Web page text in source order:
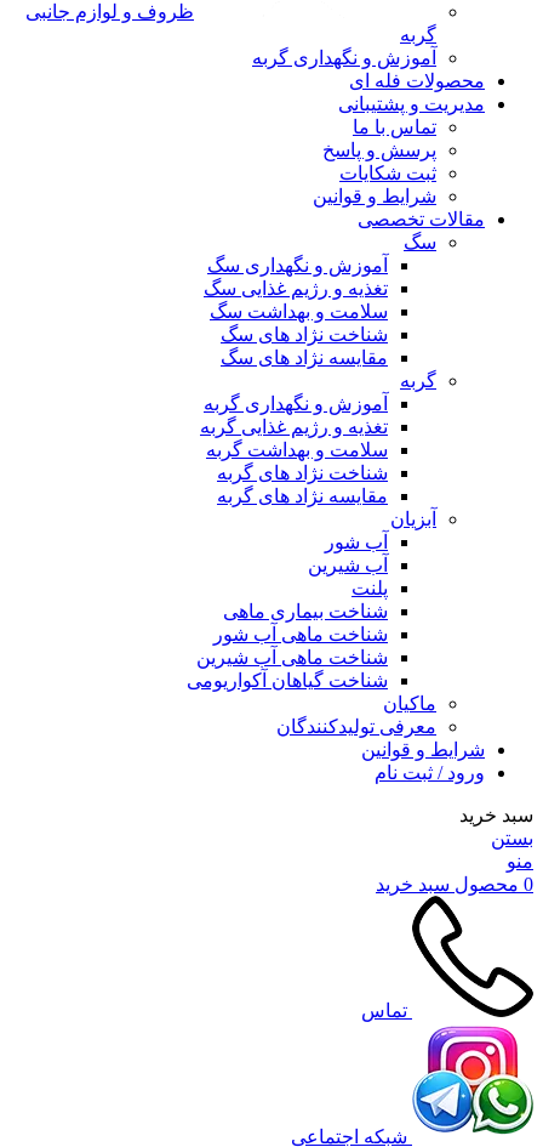
ظروف و لوازم جانبی
گربه
آموزش و نگهداری گربه
محصولات فله ای
مدیریت و پشتیبانی
تماس با ما
پرسش و پاسخ
ثبت شکایات
شرایط و قوانین
مقالات تخصصی
سگ
آموزش و نگهداری سگ
تغذیه و رژیم غذایی سگ
سلامت و بهداشت سگ
شناخت نژاد های سگ
مقایسه نژاد های سگ
گربه
آموزش و نگهداری گربه
تغذیه و رژیم غذایی گربه
سلامت و بهداشت گربه
شناخت نژاد های گربه
مقایسه نژاد های گربه
آبزیان
آب شور
آب شیرین
پلنت
شناخت بیماری ماهی
شناخت ماهی آب شور
شناخت ماهی آب شیرین
شناخت گیاهان آکواریومی
ماکیان
معرفی تولیدکنندگان
شرایط و قوانین
ورود / ثبت نام
سبد خرید
بستن
منو
0 محصول سبد خرید
تماس
شبکه اجتماعی